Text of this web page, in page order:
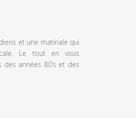
et une matinale qui
Le tout en vous
années 80’s et des